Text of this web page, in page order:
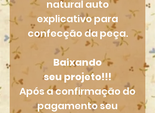
natural auto
explicativo para
confecção da peça.
Baixando
seu projeto!!!
Após a confirmação do
pagamento seu